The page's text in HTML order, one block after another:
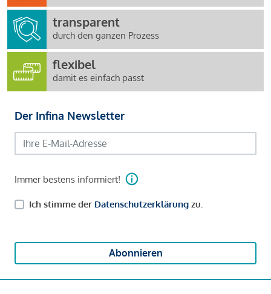
transparent
durch den ganzen Prozess
flexibel
damit es einfach passt
Der Infina Newsletter
Immer bestens informiert!
Ich stimme der Datenschutzerklärung zu.
Abonnieren